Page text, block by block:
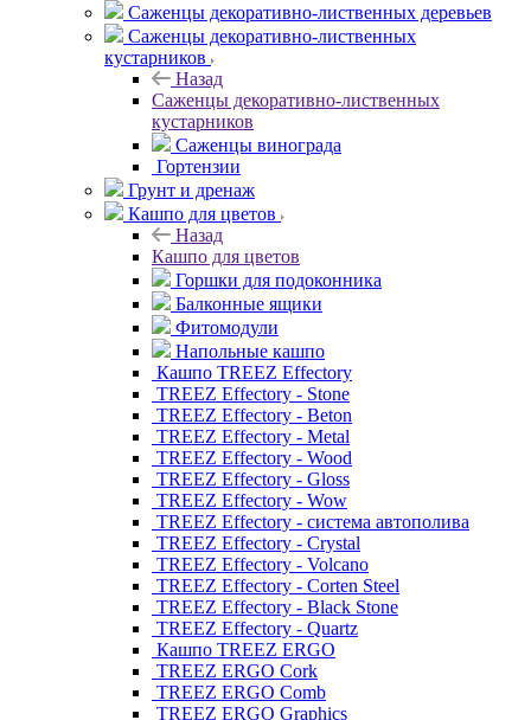
Саженцы декоративно-лиственных деревьев
Саженцы декоративно-лиственных
кустарников
Назад
Саженцы декоративно-лиственных
кустарников
Саженцы винограда
Гортензии
Грунт и дренаж
Кашпо для цветов
Назад
Кашпо для цветов
Горшки для подоконника
Балконные ящики
Фитомодули
Напольные кашпо
Кашпо TREEZ Effectory
TREEZ Effectory - Stone
TREEZ Effectory - Beton
TREEZ Effectory - Metal
TREEZ Effectory - Wood
TREEZ Effectory - Gloss
TREEZ Effectory - Wow
TREEZ Effectory - система автополива
TREEZ Effectory - Crystal
TREEZ Effectory - Volcano
TREEZ Effectory - Corten Steel
TREEZ Effectory - Black Stone
TREEZ Effectory - Quartz
Кашпо TREEZ ERGO
TREEZ ERGO Cork
TREEZ ERGO Comb
TREEZ ERGO Graphics